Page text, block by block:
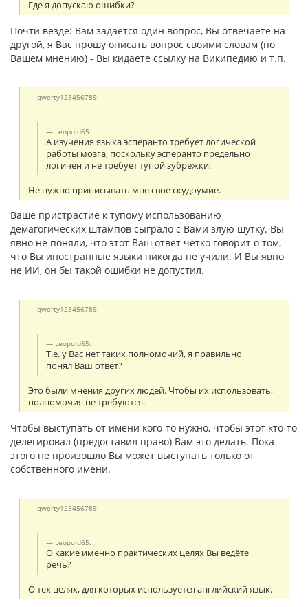
Где я допускаю ошибки?
Почти везде: Вам задается один вопрос, Вы отвечаете на
другой, я Вас прошу описать вопрос своими словам (по
Вашем мнению) - Вы кидаете ссылку на Википедию и т.п.
qwerty123456789:
Leopold65:
А изучения языка эсперанто требует логической
работы мозга, поскольку эсперанто предельно
логичен и не требует тупой зубрежки.
Не нужно приписывать мне свое скудоумие.
Ваше пристрастие к тупому использованию
демагогических штампов сыграло с Вами злую шутку. Вы
явно не поняли, что этот Ваш ответ четко говорит о том,
что Вы иностранные языки никогда не учили. И Вы явно
не ИИ, он бы такой ошибки не допустил.
qwerty123456789:
Leopold65:
Т.е. у Вас нет таких полномочий, я правильно
понял Ваш ответ?
Это были мнения других людей. Чтобы их использовать,
полномочия не требуются.
Чтобы выступать от имени кого-то нужно, чтобы этот кто-то
делегировал (предоставил право) Вам это делать. Пока
этого не произошло Вы может выступать только от
собственного имени.
qwerty123456789:
Leopold65:
О какие именно практических целях Вы ведёте
речь?
О тех целях, для которых используется английский язык.